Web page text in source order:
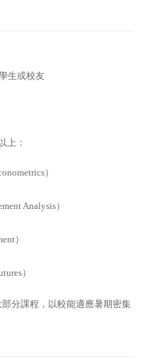
生或校友
上：
）
Analysis）
）
）
分課程，以較能適應暑期密集